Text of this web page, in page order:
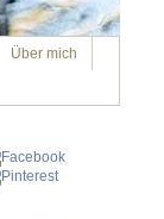
Über mich